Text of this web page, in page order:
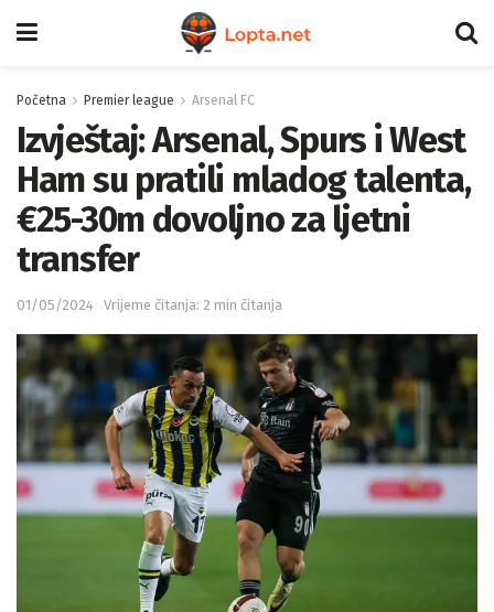
Početna Premier league Arsenal FC
Izvještaj: Arsenal, Spurs i West
Ham su pratili mladog talenta,
€25-30m dovoljno za ljetni
transfer
01/05/2024 Vrijeme čitanja: 2 min čitanja